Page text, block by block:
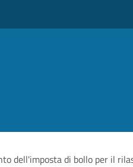
dell'imposta di bollo per il